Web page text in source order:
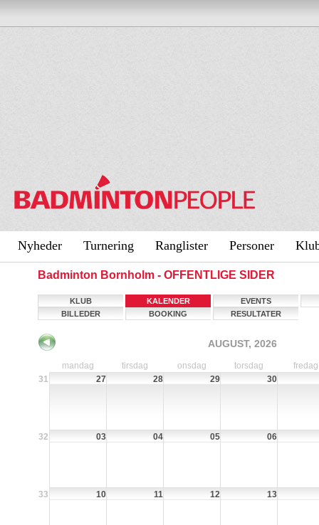
Nyheder Turnering Ranglister Personer
Badminton Bornholm - OFFENTLIGE SIDER
KLUB KALENDER
EVENTS
BILLEDER
BOOKING RESULTATER
AUGUST, 2026
mandag tirsdag onsdag torsdag
fredag
31
27 28 29 30
32 03 04 05 06
33 10 11 12 13